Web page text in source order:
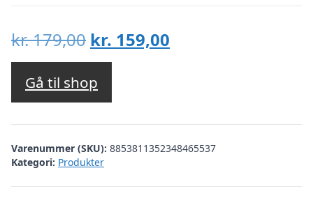
kr.179,00 Den
oprindelige
pris
var:
kr. 179,00.
kr. 159,00
kr. 159,00.
Gå til shop
Varenummer (SKU): 8853811352348465537
Kategori: Produkter